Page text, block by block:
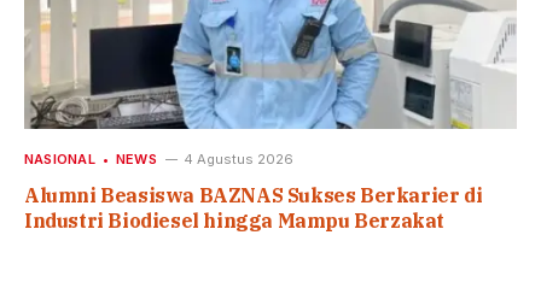
NASIONAL NEWS 4 Agustus 2026
Alumni Beasiswa BAZNAS Sukses Berkarier di
Industri Biodiesel hingga Mampu Berzakat